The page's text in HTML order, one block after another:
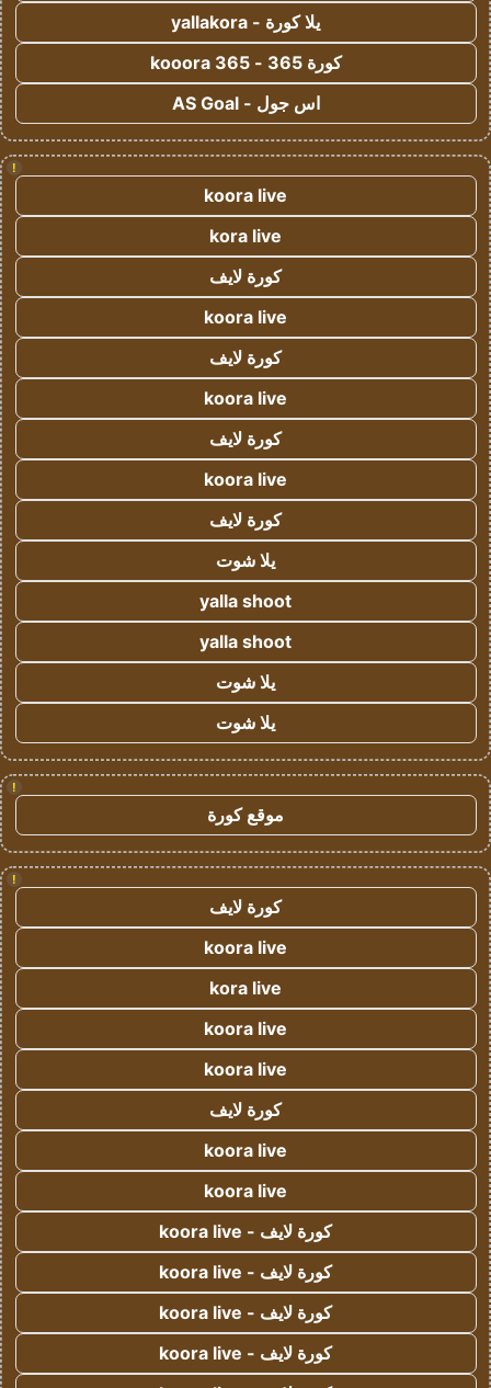
يلا كورة - yallakora
كورة 365 - kooora 365
اس جول - AS Goal
!
koora live
kora live
كورة لايف
koora live
كورة لايف
koora live
كورة لايف
koora live
كورة لايف
يلا شوت
yalla shoot
yalla shoot
يلا شوت
يلا شوت
!
موقع كورة
!
كورة لايف
koora live
kora live
koora live
koora live
كورة لايف
koora live
koora live
كورة لايف - koora live
كورة لايف - koora live
كورة لايف - koora live
كورة لايف - koora live